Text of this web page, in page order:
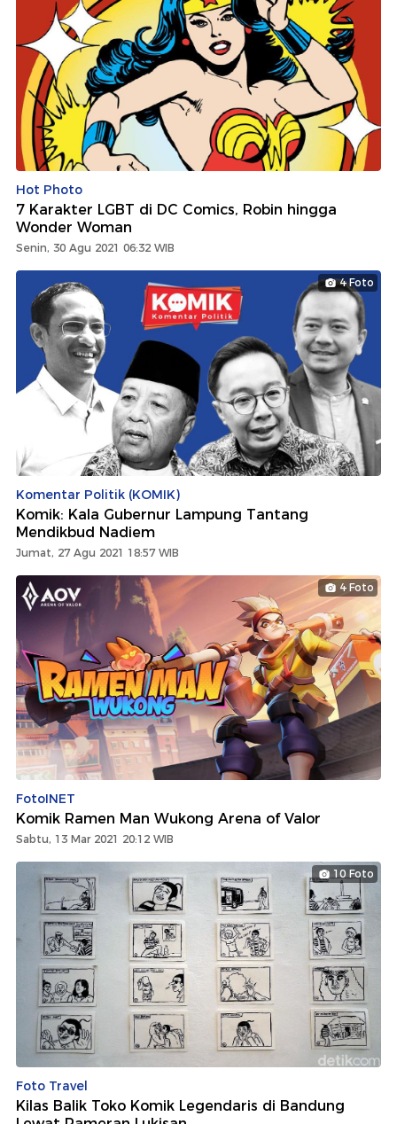
Hot Photo
7 Karakter LGBT di DC Comics, Robin hingga
Wonder Woman
Senin, 30 Agu 2021 06:32 WIB
4 Foto
Komentar Politik (KOMIK)
Komik: Kala Gubernur Lampung Tantang
Mendikbud Nadiem
Jumat, 27 Agu 2021 18:57 WIB
4 Foto
FotoINET
Komik Ramen Man Wukong Arena of Valor
Sabtu, 13 Mar 2021 20:12 WIB
10 Foto
Foto Travel
Kilas Balik Toko Komik Legendaris di Bandung